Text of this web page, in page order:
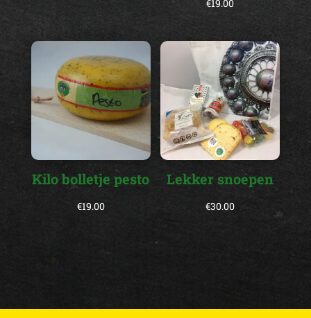
€19.00
Kilo bolletje pesto
€19.00
Lekker snoepen
€30.00